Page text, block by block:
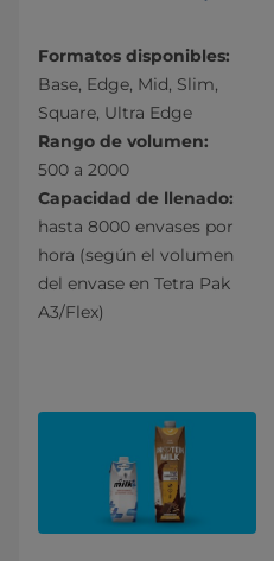
Formatos disponibles:
Base, Edge, Mid, Slim,
Square, Ultra Edge
Rango de volumen:
500 a 2000
Capacidad de llenado:
hasta 8000 envases por
hora (según el volumen
del envase en Tetra Pak
A3/Flex)